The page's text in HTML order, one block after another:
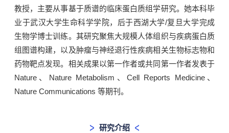
教授，主要从事基于质谱的临床蛋白质组学研究。她本科毕
业于武汉大学生命科学学院，后于西湖大学/复旦大学完成
生物学博士训练。其研究聚焦大规模人体组织与疾病蛋白质
组图谱构建，以及肿瘤与神经退行性疾病相关生物标志物和
药物靶点发现。相关成果以第一作者或共同第一作者发表于
Nature、Nature Metabolism、Cell Reports Medicine、
Nature Communications 等期刊。
研究介绍